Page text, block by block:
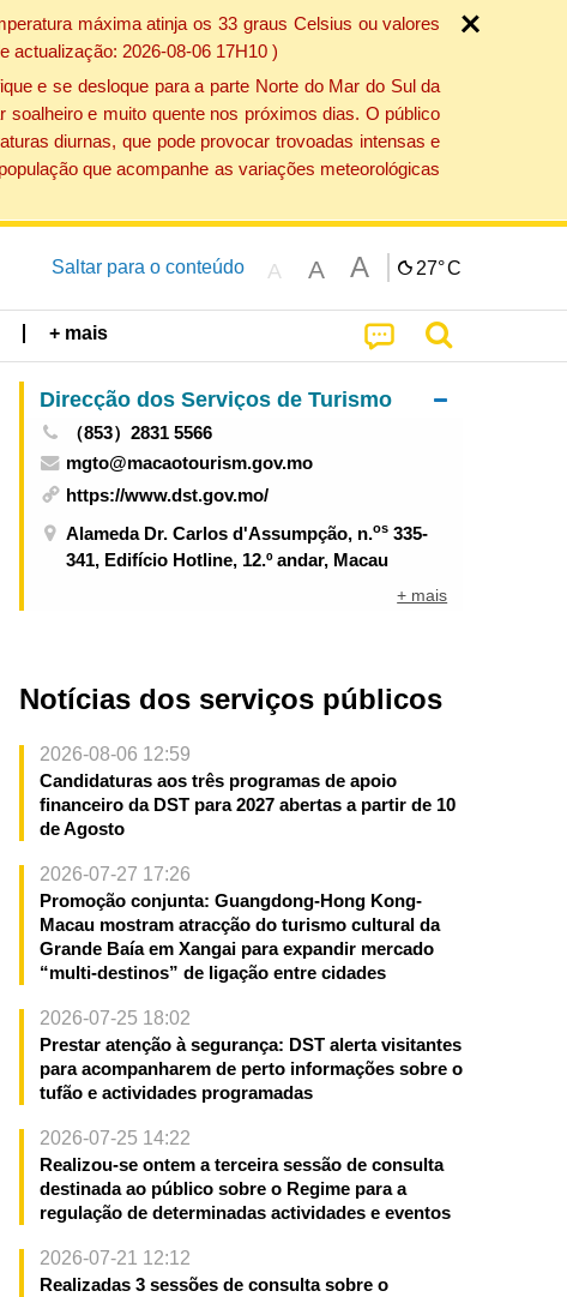
máxima atinja os 33 graus Celsius ou valores
actualização: 2026-08-06 17H10 )
e se desloque para a parte Norte do Mar do Sul da
soalheiro e muito quente nos próximos dias. O público
diurnas, que pode provocar trovoadas intensas e
que acompanhe as variações meteorológicas
Saltar para o conteúdo A A A 27°C
+ mais
Direcção dos Serviços de Turismo
（853）2831 5566
mgto@macaotourism.gov.mo
https://www.dst.gov.mo/
Alameda Dr. Carlos d'Assumpção, n.os 335-
341, Edifício Hotline, 12.º andar, Macau
+ mais
Notícias dos serviços públicos
2026-08-06 12:59
Candidaturas aos três programas de apoio
financeiro da DST para 2027 abertas a partir de 10
de Agosto
2026-07-27 17:26
Promoção conjunta: Guangdong-Hong Kong-
Macau mostram atracção do turismo cultural da
Grande Baía em Xangai para expandir mercado
“multi-destinos” de ligação entre cidades
2026-07-25 18:02
Prestar atenção à segurança: DST alerta visitantes
para acompanharem de perto informações sobre o
tufão e actividades programadas
2026-07-25 14:22
Realizou-se ontem a terceira sessão de consulta
destinada ao público sobre o Regime para a
regulação de determinadas actividades e eventos
2026-07-21 12:12
Realizadas 3 sessões de consulta sobre o